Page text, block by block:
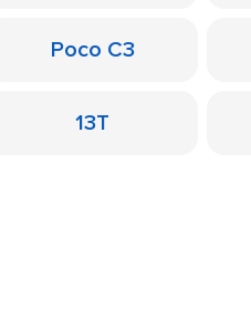
Poco C3
13T